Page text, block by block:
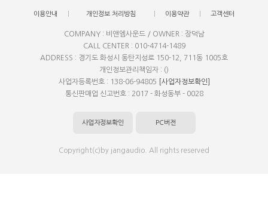
이용안내 개인정보 처리방침 이용약관 고객센터
COMPANY : 비앤엠사운드 / OWNER : 장덕남
CALL CENTER : 010-4714-1489
ADDRESS : 경기도 화성시 동탄지성로 150-12, 711동 1005호
개인정보관리책임자 : ()
사업자등록번호 : 138-06-94805
[사업자정보확인]
통신판매업 신고번호 : 2017 - 화성동부 - 0028
사업자정보확인 PC버전
Copyright(c)by jangaudio. All rights reserved